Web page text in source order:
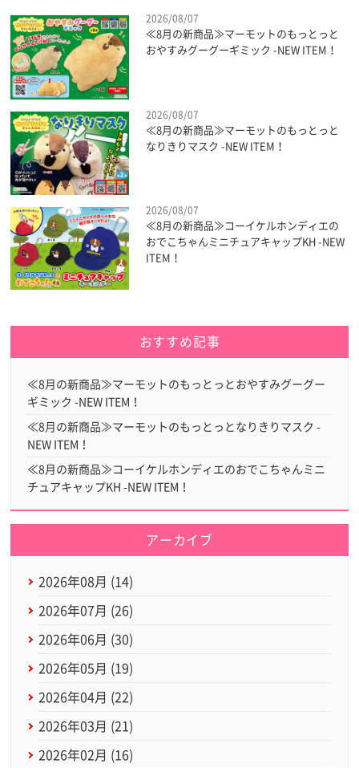
2026/08/07
≪8月の新商品≫マーモットのもっとっと
おやすみグーグーギミック -NEW ITEM！
2026/08/07
≪8月の新商品≫マーモットのもっとっと
なりきりマスク -NEW ITEM！
2026/08/07
≪8月の新商品≫コーイケルホンディエの
おでこちゃんミニチュアキャップKH -NEW
ITEM！
おすすめ記事
≪8月の新商品≫マーモットのもっとっとおやすみグーグー
ギミック -NEW ITEM！
≪8月の新商品≫マーモットのもっとっとなりきりマスク -
NEW ITEM！
≪8月の新商品≫コーイケルホンディエのおでこちゃんミニ
チュアキャップKH -NEW ITEM！
アーカイブ
2026年08月 (14)
2026年07月 (26)
2026年06月 (30)
2026年05月 (19)
2026年04月 (22)
2026年03月 (21)
2026年02月 (16)